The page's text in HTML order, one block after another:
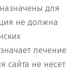
для
не должна
лечение
сайта не несет